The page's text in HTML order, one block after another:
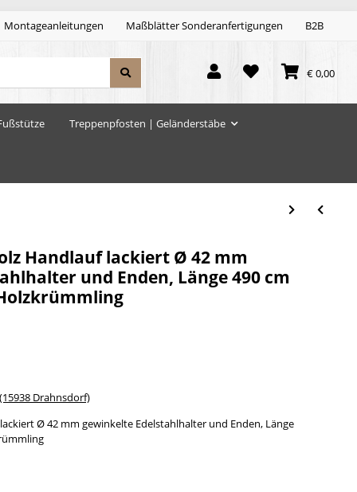
Montageanleitungen Maßblätter Sonderanfertigungen B2B
€ 0,00
Treppenpfosten | Geländerstäbe
Handlauf lackiert Ø 42 mm
und Enden, Länge 490 cm
Drahnsdorf)
Ø 42 mm gewinkelte Edelstahlhalter und Enden, Länge